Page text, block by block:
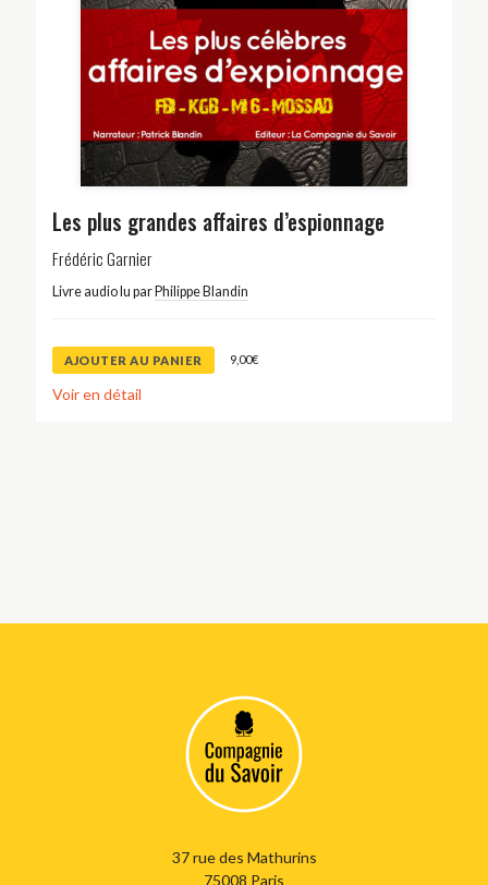
Les plus grandes affaires d’espionnage
Frédéric Garnier
Livre audio lu par Philippe Blandin
AJOUTER AU PANIER 9,00€
Voir en détail
37 rue des Mathurins
75008 Paris